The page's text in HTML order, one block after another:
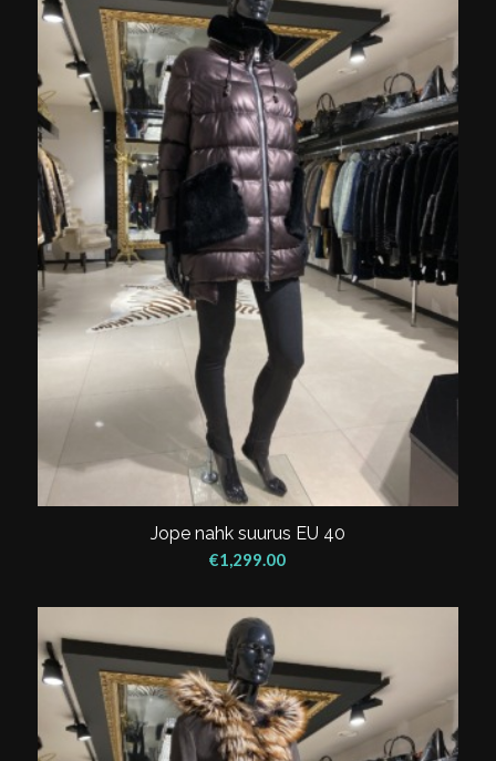
Jope nahk suurus EU 40
€1,299.00